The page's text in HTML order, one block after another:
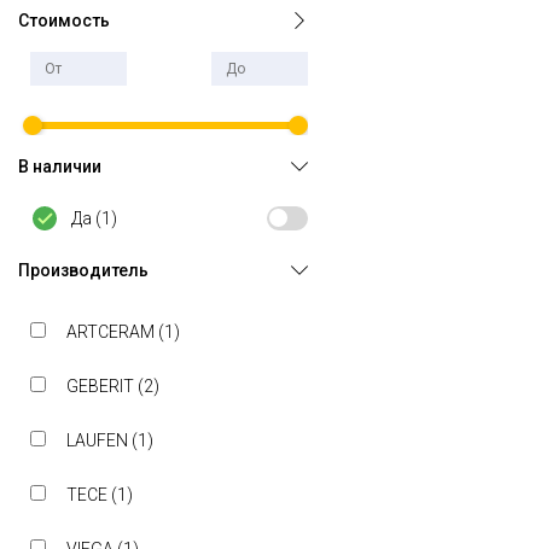
Стоимость
В наличии
Да (1 )
Производитель
ARTCERAM (1 )
GEBERIT (2)
LAUFEN (1 )
TECE (1 )